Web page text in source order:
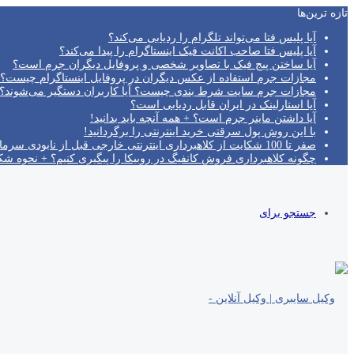
تازه‌ ترین‌ها
آیا پلیس فتا می‌تواند تلگرام را ردیابی می‌کند؟
آیا پلیس فتا صاحب اکانت فیک اینستاگرام را پیدا می‌کند؟
آیا ساختن پیج فیک با تصاویر شخصی و پروفایل دیگران جرم است؟
مجازات جرم استفاده از عکس دیگران در پروفایل اینستاگرام چیست؟
مجازات جرم سایت شرط بندی چیست؟ آیا کاربران دستگیر
آیا استارلینک در ایران قابل ردیابی است؟
آیا داشتن ماینر جرم است؟ + همه آنچه باید بدانید!
با این روش پول سرقتی خرید اینترنتی را برگردانید!
صفر تا 100 شکایت از کلاهبرداری اینترنتی خارجی قبل از نابودی سرمایه!
چگونه کلاهبرداری فروش کانفیگ در روبیکا را پیگیری کنیم؟ + نحوه
جستجو برای